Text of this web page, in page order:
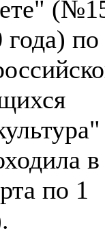
года) по
в
по 1